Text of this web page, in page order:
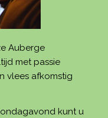
Auberge
met passie
vlees afkomstig
kunt u